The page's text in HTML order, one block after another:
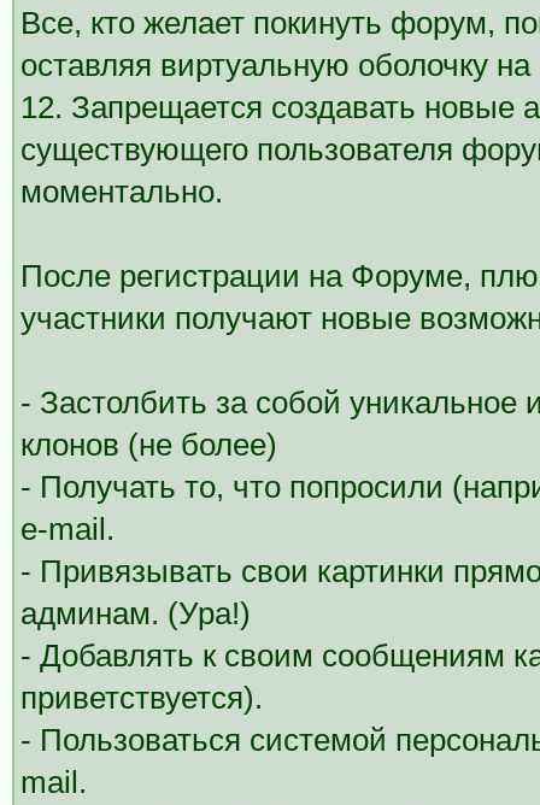
Все, кто желает покинуть форум,
оставляя виртуальную оболочку
12. Запрещается создавать
существующего пользователя
моментально.
После регистрации на Форуме,
участники получают новые
- Застолбить за собой
клонов (не более)
- Получать то, что попросили
e-mail.
- Привязывать свои картинки
админам. (Ура!)
- Добавлять к своим сообщениям
приветствуется).
- Пользоваться системой
mail.